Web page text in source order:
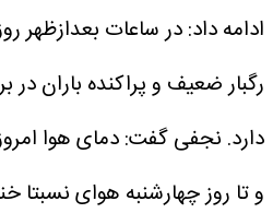
ادامه داد: در ساعات بعدازظهر
رگبار ضعیف و پراکنده باران
دارد. نجفی گفت: دمای هوا
و تا روز چهارشنبه هوای نسبتا